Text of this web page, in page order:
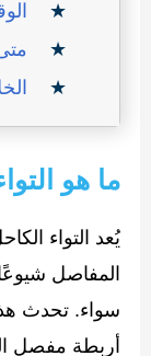
ما هو
المفاصل
سواء. تحدث
أربطة مفصل